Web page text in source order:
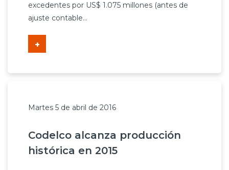
excedentes por US$ 1.075 millones (antes de
ajuste contable...
+
Martes 5 de abril de 2016
Codelco alcanza producción
histórica en 2015